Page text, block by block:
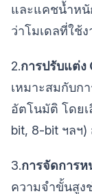
และแคชน้ำหนั
ว่าโมเดลที่ใช้
2.การปรับแต่ง
เหมาะสมกับก
อัตโนมัติ โดย
bit, 8-bit ฯลฯ
3.การจัดการ
ความจำขั้นสูง